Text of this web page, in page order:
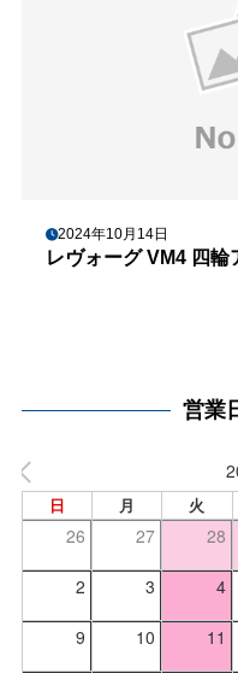
2024年10月14日
レヴォーグ VM4 四輪
営業
日 月 火
26 27 28
2 3 4
9 10 11